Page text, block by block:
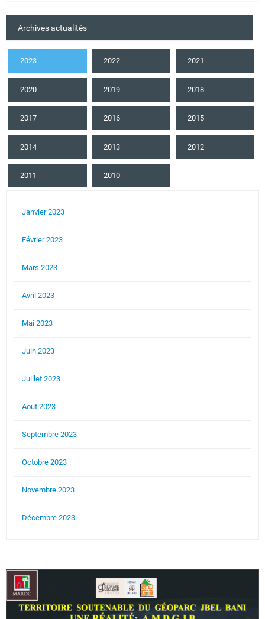
Archives actualités
2023 2022 2021
2020 2019 2018
2017 2016 2015
2014 2013 2012
2011 2010
Janvier 2023
Février 2023
Mars 2023
Avril 2023
Mai 2023
Juin 2023
Juillet 2023
Aout 2023
Septembre 2023
Octobre 2023
Novembre 2023
Décembre 2023